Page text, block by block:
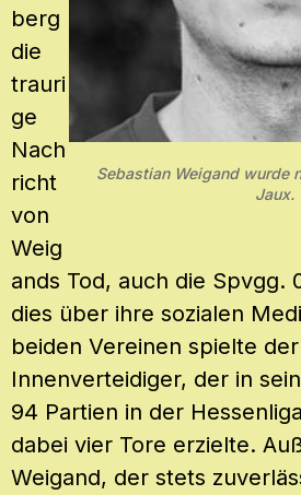
Sebastian Weigand wurde
Jaux.
berg
die
trauri
ge
Nach
richt
von
Weig
ands Tod, auch die Spvgg.
dies über ihre sozialen
beiden Vereinen spielte der
Innenverteidiger, der in
94 Partien in der
dabei vier Tore erzielte.
Weigand, der stets